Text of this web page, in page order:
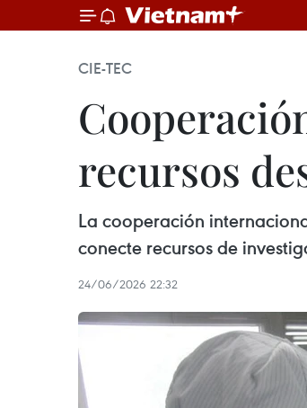
CIE-TEC
recursos
La cooperación
conecte recursos de
24/06/2026 22:32